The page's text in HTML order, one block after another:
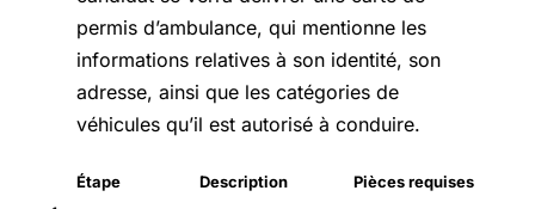
permis d’ambulance, qui mentionne les
informations relatives à son identité, son
adresse, ainsi que les catégories de
véhicules qu’il est autorisé à conduire.
Étape Description
Pièces requises